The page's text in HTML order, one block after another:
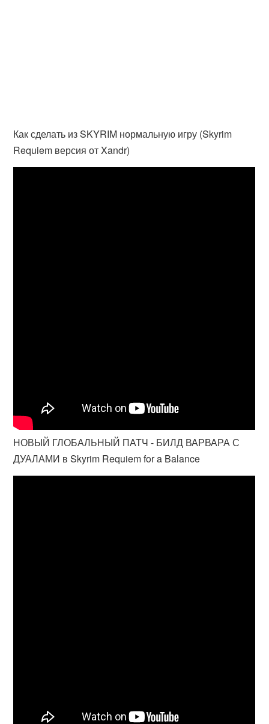
Как сделать из SKYRIM нормальную игру (Skyrim
Requiem версия от Xandr)
НОВЫЙ ГЛОБАЛЬНЫЙ ПАТЧ - БИЛД ВАРВАРА С
ДУАЛАМИ в Skyrim Requiem for a Balance